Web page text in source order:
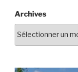
Archives